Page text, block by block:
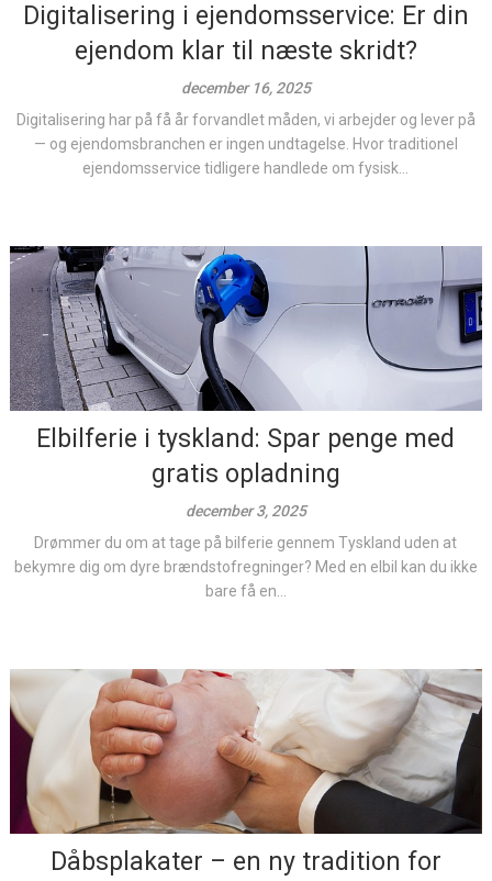
Digitalisering i ejendomsservice: Er din
ejendom klar til næste skridt?
december 16, 2025
Digitalisering har på få år forvandlet måden, vi arbejder og lever på
— og ejendomsbranchen er ingen undtagelse. Hvor traditionel
ejendomsservice tidligere handlede om fysisk...
Elbilferie i tyskland: Spar penge med
gratis opladning
december 3, 2025
Drømmer du om at tage på bilferie gennem Tyskland uden at
bekymre dig om dyre brændstofregninger? Med en elbil kan du ikke
bare få en...
Dåbsplakater – en ny tradition for